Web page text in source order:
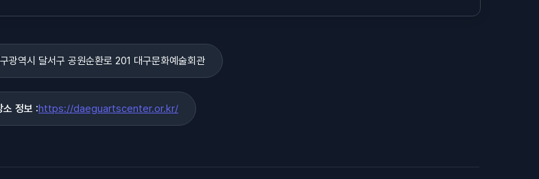
광역시 달서구 공원순환로 201 대구문화예술회관
소 정보 :https://daeguartscenter.or.kr/